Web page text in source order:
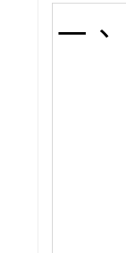
一、